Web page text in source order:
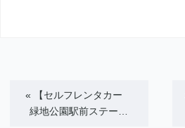
«
【セルフレンタカー
緑地公園駅前ステー…